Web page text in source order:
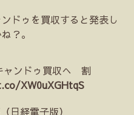
ドゥを買収すると発表し
？。
ャンドゥ買収へ 割
XW0uXGHtqS
日経電子版）